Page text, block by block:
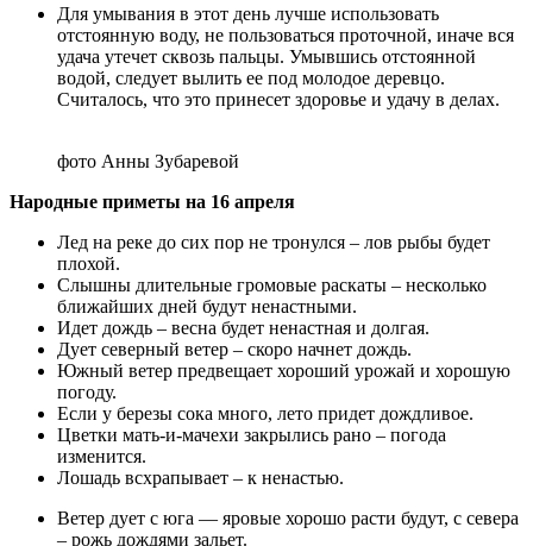
Для умывания в этот день лучше использовать
отстоянную воду, не пользоваться проточной, иначе вся
удача утечет сквозь пальцы. Умывшись отстоянной
водой, следует вылить ее под молодое деревцо.
Считалось, что это принесет здоровье и удачу в делах.
фото Анны Зубаревой
Народные приметы на 16 апреля
Лед на реке до сих пор не тронулся – лов рыбы будет
плохой.
Слышны длительные громовые раскаты – несколько
ближайших дней будут ненастными.
Идет дождь – весна будет ненастная и долгая.
Дует северный ветер – скоро начнет дождь.
Южный ветер предвещает хороший урожай и хорошую
погоду.
Если у березы сока много, лето придет дождливое.
Цветки мать-и-мачехи закрылись рано – погода
изменится.
Лошадь всхрапывает – к ненастью.
Ветер дует с юга — яровые хорошо расти будут, с севера
– рожь дождями зальет.